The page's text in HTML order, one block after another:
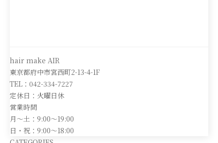
hair make AIR
東京都府中市宮西町2-13-4-1F
TEL：042-334-7227
定休日：火曜日休
営業時間
月～土：9:00～19:00
日・祝：9:00～18:00